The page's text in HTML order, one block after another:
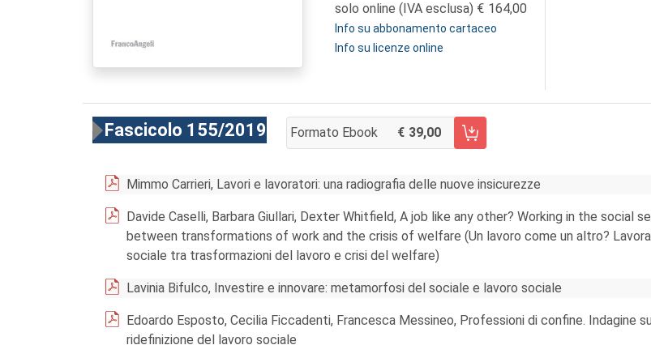
solo online (IVA esclusa)
164,00
Info su abbonamento cartaceo
Info su licenze online
Fascicolo 155/2019 Formato Ebook 39,00
AGGIUNGI AL CARRELLO FASCICOLO 155/2019
Mimmo Carrieri, Lavori e lavoratori: una radiografia delle nuove insicurezze
Davide Caselli, Barbara Giullari, Dexter Whitfield, A job like any other? Working in the social
between transformations of work and the crisis of welfare (Un lavoro come un altro?
sociale tra trasformazioni del lavoro e crisi del welfare)
Lavinia Bifulco, Investire e innovare: metamorfosi del sociale e lavoro sociale
Edoardo Esposto, Cecilia Ficcadenti, Francesca Messineo, Professioni di confine. Indagine
ridefinizione del lavoro sociale